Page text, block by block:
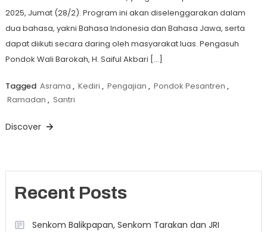
2025, Jumat (28/2). Program ini akan diselenggarakan dalam
dua bahasa, yakni Bahasa Indonesia dan Bahasa Jawa, serta
dapat diikuti secara daring oleh masyarakat luas. Pengasuh
Pondok Wali Barokah, H. Saiful Akbari […]
Tagged Asrama , Kediri , Pengajian , Pondok Pesantren ,
Ramadan , Santri
Discover
Recent Posts
Senkom Balikpapan, Senkom Tarakan dan JRI